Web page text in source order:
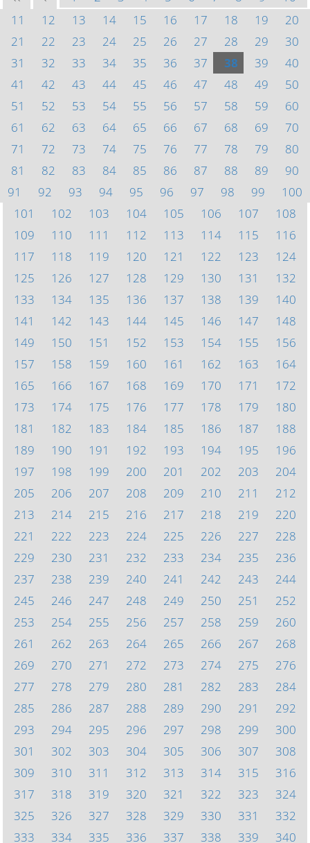
11
12 13 14 15 16 17 18 19
20
21
22 23 24 25 26 27 28 29
30
31
32 33 34 35 36 37 38 39
40
41
42 43 44 45 46 47 48 49
50
51
52 53 54 55 56 57 58 59
60
61
62 63 64 65 66 67 68 69
70
71
72 73 74 75 76 77 78 79
80
81
82 83 84 85 86 87 88 89
90
91
92 93 94 95 96 97 98 99
100
101
102 103 104 105 106 107
108
109
110 111 112 113 114 115
116
117
118 119 120 121 122 123
124
125
126 127 128 129 130 131
132
133
134 135 136 137 138 139
140
141
142 143 144 145 146 147
148
149
150 151 152 153 154 155
156
157
158 159 160 161 162 163
164
165
166 167 168 169 170 171
172
173
174 175 176 177 178 179
180
181
182 183 184 185 186 187
188
189
190 191 192 193 194 195
196
197
198 199 200 201 202 203
204
205
206 207 208 209 210 211
212
213
214 215 216 217 218 219
220
221
222 223 224 225 226 227
228
229
230 231 232 233 234 235
236
237
238 239 240 241 242 243
244
245
246 247 248 249 250 251
252
253
254 255 256 257 258 259
260
261
262 263 264 265 266 267
268
269
270 271 272 273 274 275
276
277
278 279 280 281 282 283
284
285
286 287 288 289 290 291
292
293
294 295 296 297 298 299
300
301
302 303 304 305 306 307
308
309
310 311 312 313 314 315
316
317
318 319 320 321 322 323
324
325
326 327 328 329 330 331
332
333
334 335 336 337 338 339 340